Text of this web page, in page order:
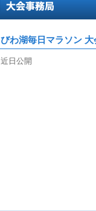
びわ湖毎日マラソン 大
近日公開